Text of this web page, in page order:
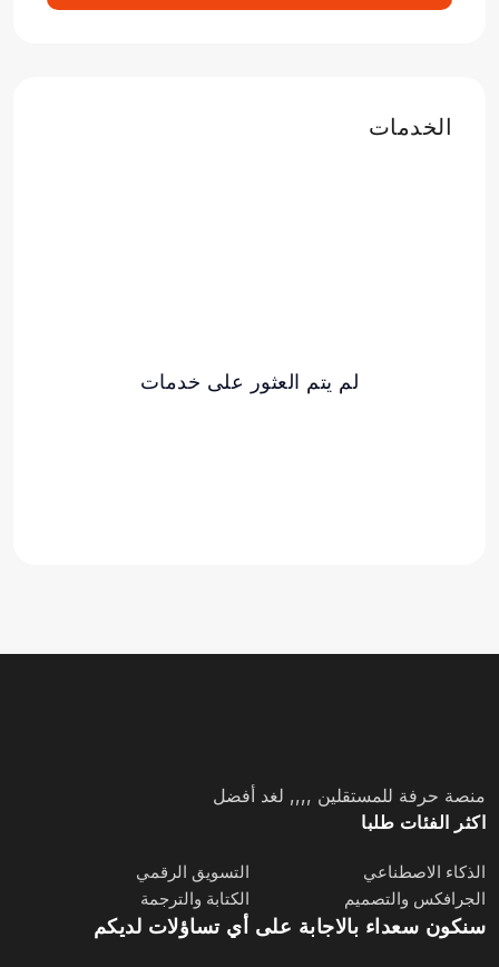
الخدمات
لم يتم العثور على خدمات
منصة حرفة للمستقلين ,,,, لغد أفضل
اكثر الفئات طلبا
الذكاء الاصطناعي
التسويق الرقمي
الجرافكس والتصميم
الكتابة والترجمة
سنكون سعداء بالاجابة على أي تساؤلات لديكم